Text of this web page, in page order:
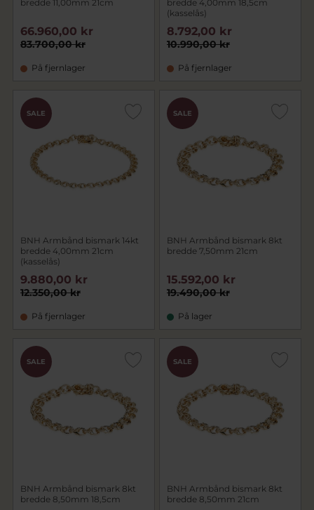
bredde 11,00mm 21cm
83.700,00 kr
66.960,00 kr
På fjernlager
bredde 4,00mm 18,5cm
(kasselås)
10.990,00 kr
8.792,00 kr
På fjernlager
SALE
BNH Armbånd bismark 14kt
bredde 4,00mm 21cm
(kasselås)
12.350,00 kr
9.880,00 kr
På fjernlager
SALE
BNH Armbånd bismark 8kt
bredde 7,50mm 21cm
19.490,00 kr
15.592,00 kr
På lager
SALE
BNH Armbånd bismark 8kt
bredde 8,50mm 18,5cm
SALE
BNH Armbånd bismark 8kt
bredde 8,50mm 21cm